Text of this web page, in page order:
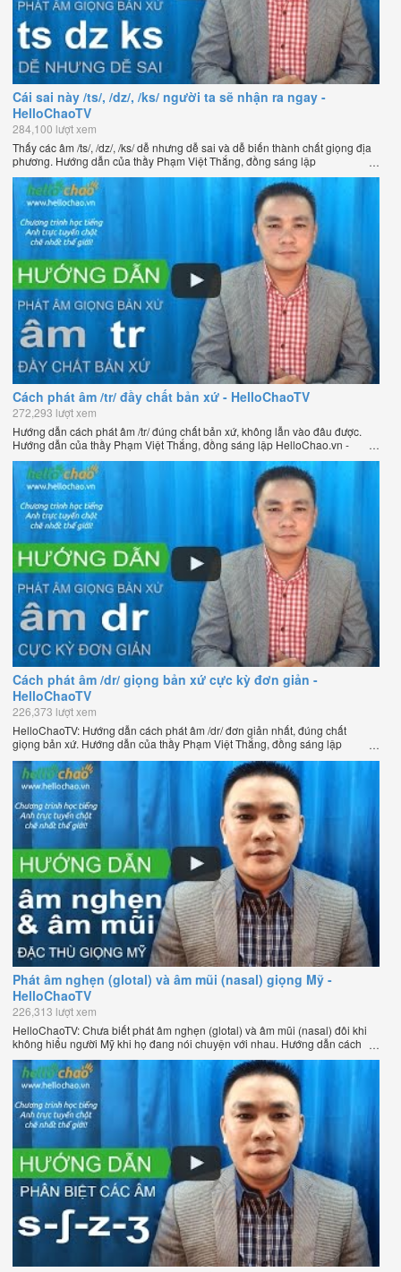
Cái sai này /ts/, /dz/, /ks/ người ta sẽ nhận ra ngay -
HelloChaoTV
284,100 lượt xem
Thấy các âm /ts/, /dz/, /ks/ dễ nhưng dễ sai và dễ biến thành chất giọng địa
phương. Hướng dẫn của thầy Phạm Việt Thắng, đồng sáng lập
HelloChao.vn - Chương trình dạy tiếng Anh trực tuyến chặt chẽ nhất thế
giới.
Cách phát âm /tr/ đầy chất bản xứ - HelloChaoTV
272,293 lượt xem
Hướng dẫn cách phát âm /tr/ đúng chất bản xứ, không lẫn vào đâu được.
Hướng dẫn của thầy Phạm Việt Thắng, đồng sáng lập HelloChao.vn -
Chương trình dạy tiếng Anh trực tuyến chặt chẽ nhất thế giới.
Cách phát âm /dr/ giọng bản xứ cực kỳ đơn giản -
HelloChaoTV
226,373 lượt xem
HelloChaoTV: Hướng dẫn cách phát âm /dr/ đơn giản nhất, đúng chất
giọng bản xứ. Hướng dẫn của thầy Phạm Việt Thắng, đồng sáng lập
HelloChao.vn - Chương trình dạy tiếng Anh trực tuyến chặt chẽ nhất thế
giới.
Phát âm nghẹn (glotal) và âm mũi (nasal) giọng Mỹ -
HelloChaoTV
226,313 lượt xem
HelloChaoTV: Chưa biết phát âm nghẹn (glotal) và âm mũi (nasal) đôi khi
không hiểu người Mỹ khi họ đang nói chuyện với nhau. Hướng dẫn cách
phát âm tiếng Anh giọng Mỹ theo phương pháp đọc tách ghép âm đặc biệt
của thầy Phạm Việt Thắng, đồng sáng lập HelloChao.vn - Chương trình
dạy tiếng Anh trực tuyến chặt chẽ nhất thế giới.